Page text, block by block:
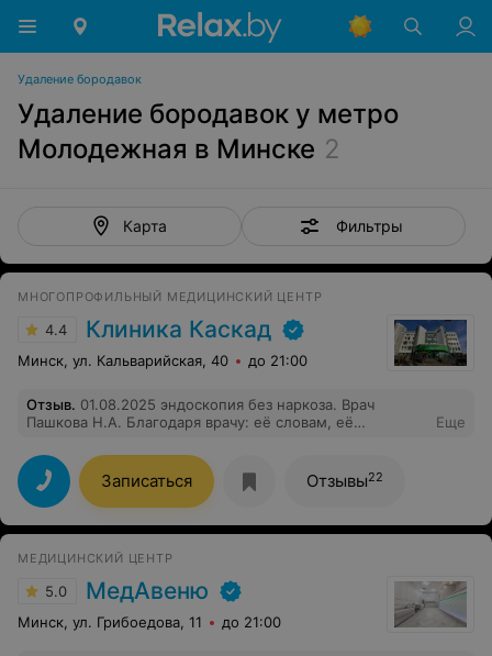
Удаление бородавок
Удаление бородавок у метро
Молодежная в Минске 2
Карта Фильтры
МНОГОПРОФИЛЬНЫЙ МЕДИЦИНСКИЙ ЦЕНТР
4.4 Клиника Каскад
Минск, ул. Кальварийская, 40 до 21:00
Отзыв. 01.08.2025 эндоскопия без наркоза. Врач
Пашкова Н.А. Благодаря врачу: её словам, её
спокойно. Обычно мой организм включает
максимальную панику и волнение при посещении
врачей. Впервые воспринимал врача и все слова врача
спокойно и выполнял всё, что говорила врач. Восторг и
радость. Выходя из кабинета осталось теплота и
Еще
Записаться Отзывы22
МЕДИЦИНСКИЙ ЦЕНТР
5.0 МедАвеню
Минск, ул. Грибоедова, 11 до 21:00